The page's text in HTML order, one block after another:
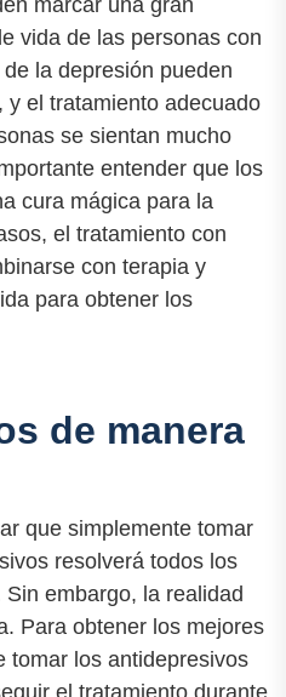
marcar una gran
vida de las personas con
la depresión pueden
el tratamiento adecuado
se sientan mucho
entender que los
cura mágica para la
el tratamiento con
con terapia y
para obtener los
de manera
que simplemente tomar
resolverá todos los
embargo, la realidad
Para obtener los mejores
tomar los antidepresivos